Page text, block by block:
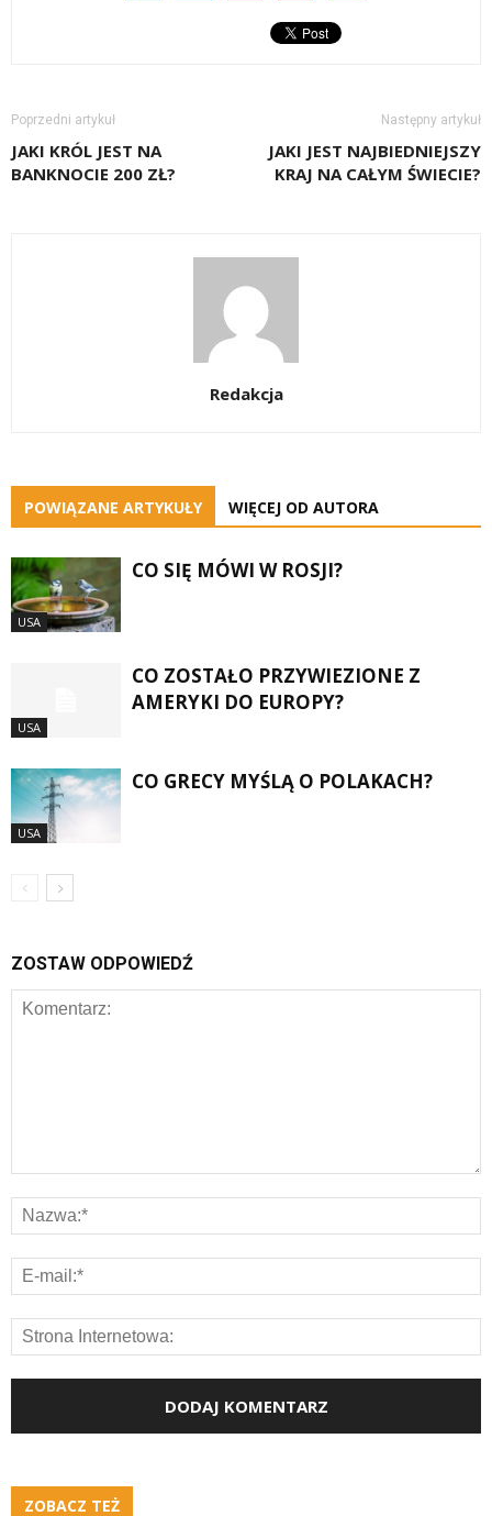
Poprzedni artykuł
JAKI KRÓL JEST NA
BANKNOCIE 200 ZŁ?
Następny artykuł
JAKI JEST NAJBIEDNIEJSZY
KRAJ NA CAŁYM ŚWIECIE?
Redakcja
POWIĄZANE ARTYKUŁY WIĘCEJ OD AUTORA
USA
CO SIĘ MÓWI W ROSJI?
USA
CO ZOSTAŁO PRZYWIEZIONE Z
AMERYKI DO EUROPY?
USA
CO GRECY MYŚLĄ O POLAKACH?
ZOSTAW ODPOWIEDŹ
ZOBACZ TEŻ